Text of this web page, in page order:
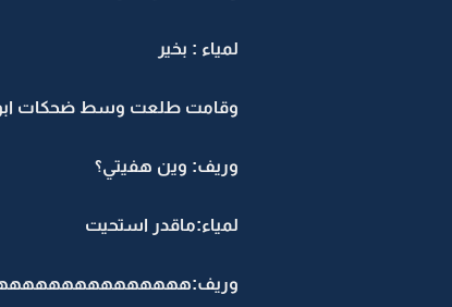
لمياء : بخير
وقامت طلعت وسط ضحكات ابو
وريف: وين هفيتي؟
لمياء:ماقدر استحيت